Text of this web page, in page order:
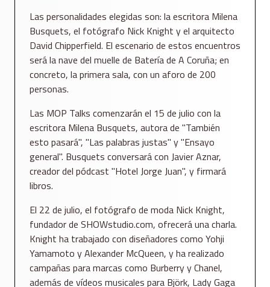
Las personalidades elegidas son: la escritora Milena
Busquets, el fotógrafo Nick Knight y el arquitecto
David Chipperfield. El escenario de estos encuentros
será la nave del muelle de Batería de A Coruña; en
concreto, la primera sala, con un aforo de 200
personas.
Las MOP Talks comenzarán el 15 de julio con la
escritora Milena Busquets, autora de "También
esto pasará", "Las palabras justas" y "Ensayo
general". Busquets conversará con Javier Aznar,
creador del pódcast "Hotel Jorge Juan", y firmará
libros.
El 22 de julio, el fotógrafo de moda Nick Knight,
fundador de SHOWstudio.com, ofrecerá una charla.
Knight ha trabajado con diseñadores como Yohji
Yamamoto y Alexander McQueen, y ha realizado
campañas para marcas como Burberry y Chanel,
además de vídeos musicales para Björk, Lady Gaga